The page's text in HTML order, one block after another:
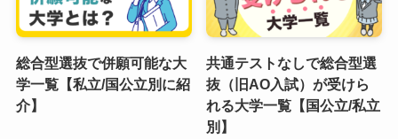
総合型選抜で併願可能な大
学一覧【私立/国公立別に紹
介】
共通テストなしで総合型選
抜（旧AO入試）が受けら
れる大学一覧【国公立/私立
別】